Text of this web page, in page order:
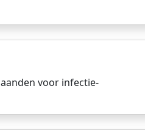
voor infectie-